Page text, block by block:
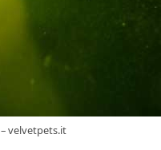
velvetpets.it